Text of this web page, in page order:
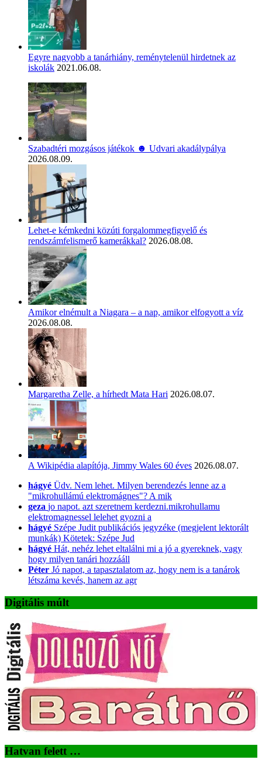
Egyre nagyobb a tanárhiány, reménytelenül hirdetnek az
iskolák 2021.06.08.
Szabadtéri mozgásos játékok ☻ Udvari akadálypálya
2026.08.09.
Lehet-e kémkedni közúti forgalommegfigyelő és
rendszámfelismerő kamerákkal? 2026.08.08.
Amikor elnémult a Niagara – a nap, amikor elfogyott a víz
2026.08.08.
Margaretha Zelle, a hírhedt Mata Hari 2026.08.07.
A Wikipédia alapítója, Jimmy Wales 60 éves 2026.08.07.
hágyé Üdv. Nem lehet. Milyen berendezés lenne az a
"mikrohullámú elektromágnes"? A mik
geza jo napot. azt szeretnem kerdezni.mikrohullamu
elektromagnessel lelehet gyozni a
hágyé Szépe Judit publikációs jegyzéke (megjelent lektorált
munkák) Kötetek: Szépe Jud
hágyé Hát, nehéz lehet eltalálni mi a jó a gyereknek, vagy
hogy milyen tanári hozzááll
Péter Jó napot, a tapasztalatom az, hogy nem is a tanárok
létszáma kevés, hanem az agr
Digitális múlt
Hatvan felett …